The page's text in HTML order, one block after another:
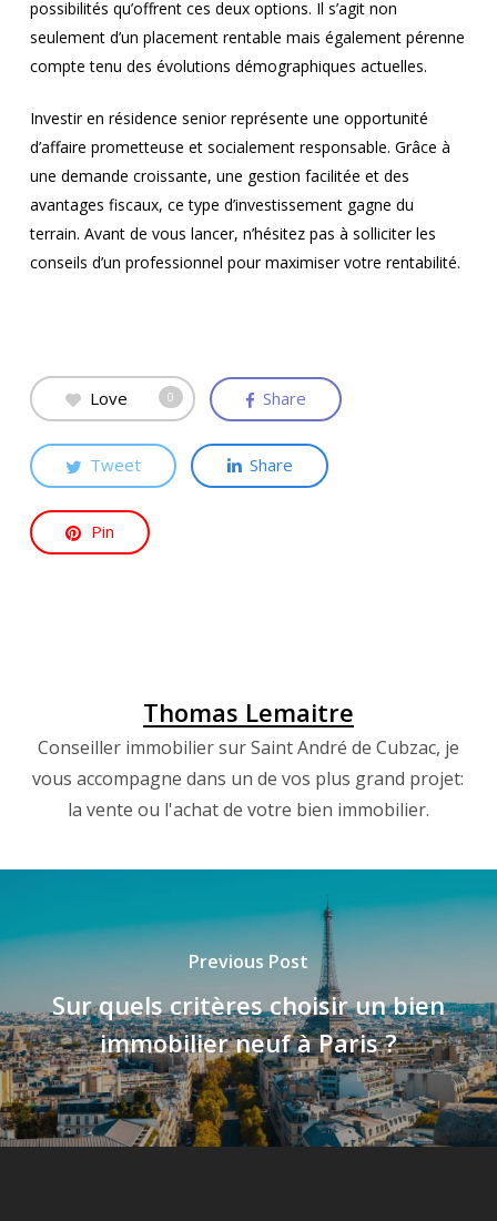
possibilités qu’offrent ces deux options. Il s’agit non
seulement d’un placement rentable mais également pérenne
compte tenu des évolutions démographiques actuelles.
Investir en résidence senior représente une opportunité
d’affaire prometteuse et socialement responsable. Grâce à
une demande croissante, une gestion facilitée et des
avantages fiscaux, ce type d’investissement gagne du
terrain. Avant de vous lancer, n’hésitez pas à solliciter les
conseils d’un professionnel pour maximiser votre rentabilité.
Love 0 Share
Tweet Share
Pin
Thomas Lemaitre
Conseiller immobilier sur Saint André de Cubzac, je
vous accompagne dans un de vos plus grand projet:
la vente ou l'achat de votre bien immobilier.
Previous Post
Sur quels critères choisir un bien
immobilier neuf à Paris ?